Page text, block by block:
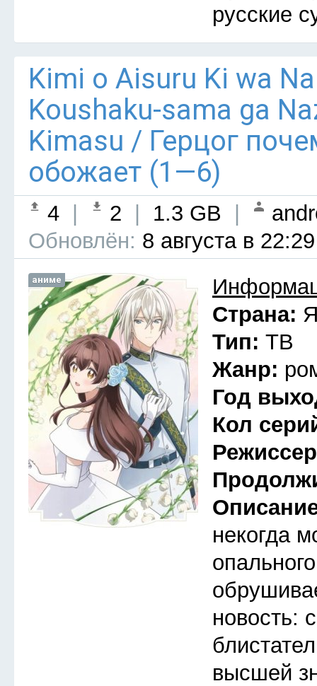
русские
Kimi o Aisuru Ki wa
Koushaku-sama ga
Kimasu / Герцог
обожает (1—6)
4 2 1.3 GB
Обновлён: 8 августа в 22:29
аниме
Страна:
Тип: ТВ
Жанр:
Год
Кол
некогда
новость:
высшей